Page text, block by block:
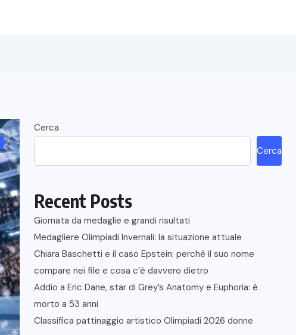
Cerca
Cerca
Recent Posts
Giornata da medaglie e grandi risultati
Medagliere Olimpiadi Invernali: la situazione attuale
Chiara Baschetti e il caso Epstein: perché il suo nome
compare nei file e cosa c’è davvero dietro
Addio a Eric Dane, star di Grey’s Anatomy e Euphoria: è
morto a 53 anni
Classifica pattinaggio artistico Olimpiadi 2026 donne